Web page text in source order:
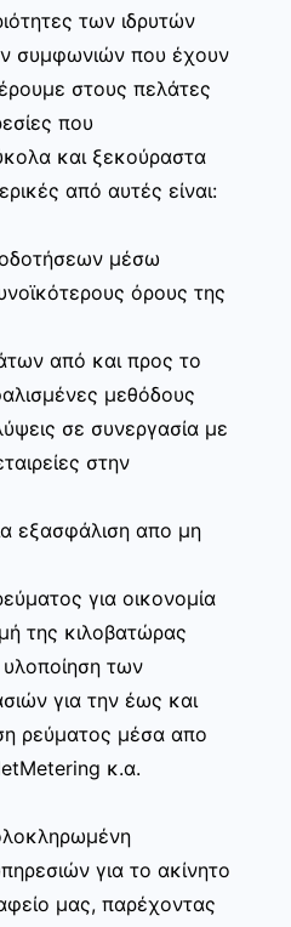
των ιδρυτών
συμφωνιών που έχουν
στους πελάτες
που
και ξεκούραστα
από αυτές είναι:
μέσω
όρους της
από και προς το
μεθόδους
σε συνεργασία με
στην
εξασφάλιση απο μη
για οικονομία
της κιλοβατώρας
των
για την έως και
ρεύματος μέσα απο
κ.α.
για το ακίνητο
μας, παρέχοντας